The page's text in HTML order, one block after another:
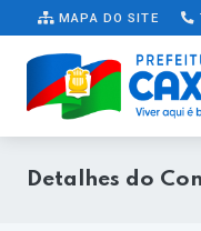
MAPA DO SITE
Detalhes do